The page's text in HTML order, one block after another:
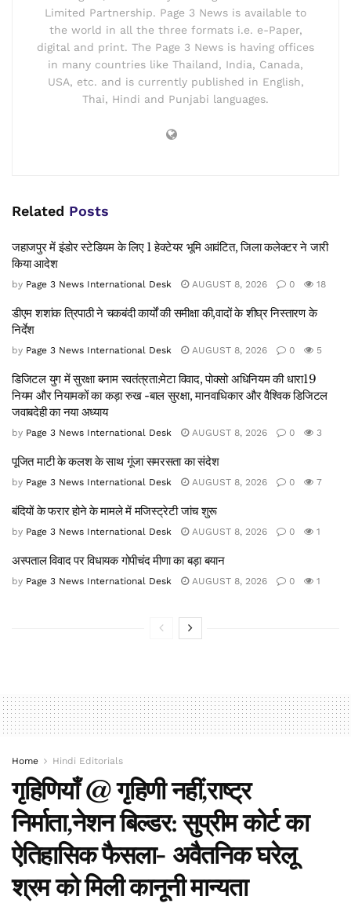
Limited Partnership. Page 3 News is available to
the world in all the three formats i.e. e-Paper,
digital and print. The Page 3 News is having offices
in many countries like Thailand, India, Canada,
USA, etc. and is currently published in English,
Thai, Hindi and Punjabi languages.
Related Posts
जहाजपुर में इंडोर स्टेडियम के लिए 1 हेक्टेयर भूमि आवंटित, जिला कलेक्टर ने जारी
किया आदेश
by Page 3 News International Desk AUGUST 8, 2026 0 18
डीएम शशांक त्रिपाठी ने चकबंदी कार्यों की समीक्षा की,वादों के शीघ्र निस्तारण के
निर्देश
by Page 3 News International Desk AUGUST 8, 2026 0 5
डिजिटल युग में सुरक्षा बनाम स्वतंत्रता:मेटा विवाद, पोक्सो अधिनियम की धारा19
नियम और नियामकों का कड़ा रुख -बाल सुरक्षा, मानवाधिकार और वैश्विक डिजिटल
जवाबदेही का नया अध्याय
by Page 3 News International Desk AUGUST 8, 2026 0 3
पूजित माटी के कलश के साथ गूंजा समरसता का संदेश
by Page 3 News International Desk AUGUST 8, 2026 0 7
बंदियों के फरार होने के मामले में मजिस्ट्रेटी जांच शुरू
by Page 3 News International Desk AUGUST 8, 2026 0 1
अस्पताल विवाद पर विधायक गोपीचंद मीणा का बड़ा बयान
by Page 3 News International Desk AUGUST 8, 2026 0 1
Home Hindi Editorials
गृहिणियाँ @ गृहिणी नहीं,राष्ट्र
निर्माता,नेशन बिल्डर: सुप्रीम कोर्ट का
ऐतिहासिक फैसला- अवैतनिक घरेलू
श्रम को मिली कानूनी मान्यता